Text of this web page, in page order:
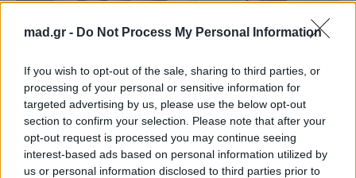
mad.gr - Do Not Process My Personal Information
If you wish to opt-out of the sale, sharing to third parties, or
processing of your personal or sensitive information for
targeted advertising by us, please use the below opt-out
section to confirm your selection. Please note that after your
opt-out request is processed you may continue seeing
interest-based ads based on personal information utilized by
us or personal information disclosed to third parties prior to
Cinema
Anne Hathaway: 25
χρόνια μετά θυμάται
τη μαγεία του «The
Princess Diaries»
Cinema
Η Billie Eilish
μεταμορφώνεται σε
Esther Greenwood για
το «The Bell Jar»